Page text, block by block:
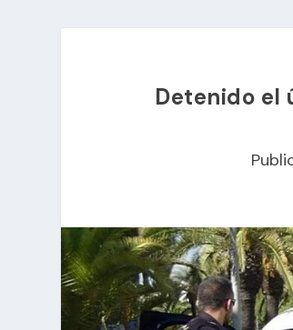
Detenido el